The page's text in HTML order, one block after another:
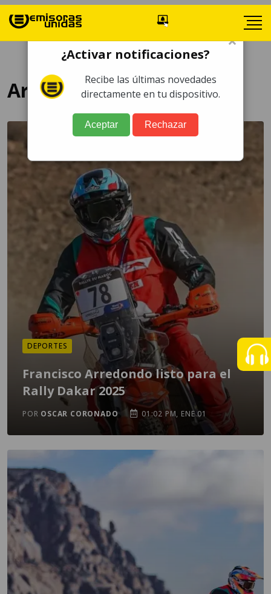
Arredondo
DEPORTES
Francisco Arredondo listo para el
Rally Dakar 2025
POR OSCAR CORONADO 01:02 PM, ENE 01
×
¿Activar notificaciones?
Recibe las últimas novedades
directamente en tu dispositivo.
Aceptar Rechazar